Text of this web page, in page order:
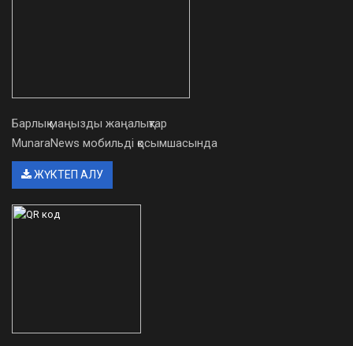
Барлық маңызды жаңалықтар
MunaraNews мобильді қосымшасында
ЖҮКТЕП АЛУ